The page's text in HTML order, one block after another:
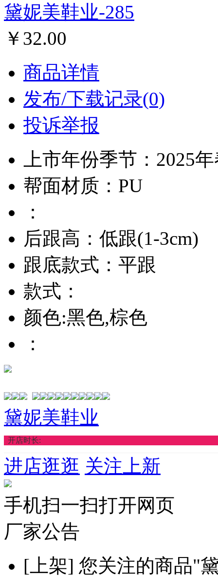
黛妮美鞋业-285
￥32.00
商品详情
发布/下载记录(0)
投诉举报
上市年份季节：2025
帮面材质：PU
：
后跟高：低跟(1-3cm)
跟底款式：平跟
款式：
颜色:黑色,棕色
：
黛妮美鞋业
开店时长:
进店逛逛 关注上新
手机扫一扫打开网页
厂家公告
[上架] 您关注的商品"